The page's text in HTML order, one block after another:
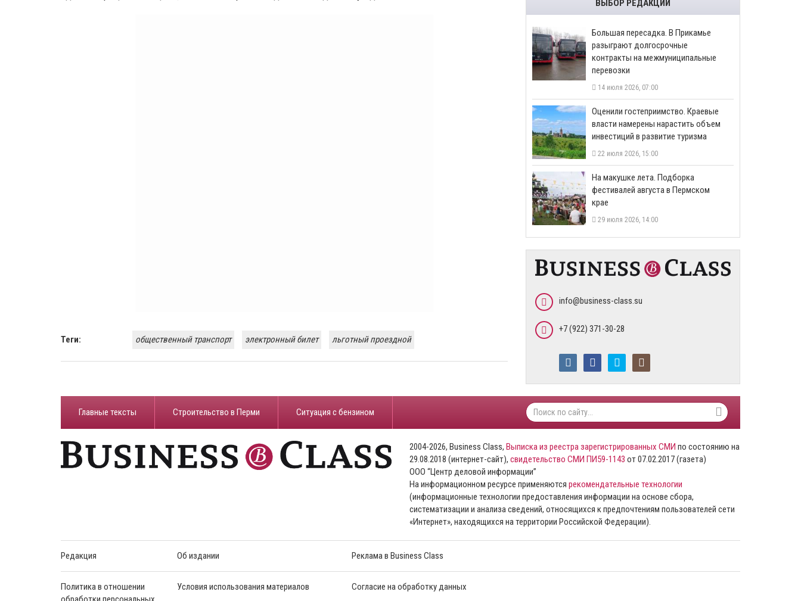
Теги: общественный транспорт электронный билет льготный проездной
ВЫБОР РЕДАКЦИИ
Большая пересадка. В Прикамье
разыграют долгосрочные
контракты на межмуниципальные
перевозки
14 июля 2026, 07:00
Оценили гостеприимство. Краевые
власти намерены нарастить объем
инвестиций в развитие туризма
22 июля 2026, 15:00
На макушке лета. Подборка
фестивалей августа в Пермском
крае
29 июля 2026, 14:00
info@business-class.su
+7 (922) 371-30-28
Главные тексты Строительство в Перми ​Ситуация с бензином
2004-2026, Business Class, Выписка из реестра зарегистрированных СМИ по состоянию на
29.08.2018 (интернет-сайт), свидетельство СМИ ПИ59-1143 от 07.02.2017 (газета)
ООО “Центр деловой информации”
На информационном ресурсе применяются рекомендательные технологии
(информационные технологии предоставления информации на основе сбора,
систематизации и анализа сведений, относящихся к предпочтениям пользователей сети
«Интернет», находящихся на территории Российской Федерации).
Редакция Об издании Реклама в Business Class
Политика в отношении
Условия использования материалов Согласие на обработку данных